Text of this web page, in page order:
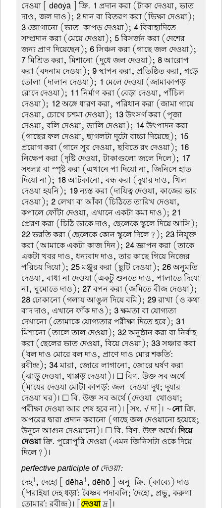
দেওয়া [ dēōẏā ] ক্রি. 1 প্রদান করা (টাকা দেওয়া, ভাত
দাও, জল দাও); 2দান বা বিতরণ করা (ভিক্ষা দেওয়া);
3 জোগানো (ভাত-কাপড় দেওয়া);4বিবাহাদিতে
সম্প্রদান করা (মেয়ে দেওয়া); 5বিসর্জন করা (দেশের
জন্য প্রাণ দিয়েছেন); 6সিঞ্চন করা (গাছে জল দেওয়া);
7মিশ্রিত করা, মিশানো (দুধে জল দেওয়া); 8আরোপ
করা (বদনাম দেওয়া); 9স্থাপন করা, প্রতিষ্ঠিত করা, গড়ে
তোলা (দালান দেওয়া); 1 মেলে দেওয়া (জামাকাপড়
রোদে দেওয়া); 11 নির্মাণ করা (বেড়া দেওয়া, পাঁচিল
দেওয়া); 12অঙ্গে ধারণ করা, পরিধান করা (জামা গায়ে
দেওয়া, চোখে চশমা দেওয়া); 13উৎসর্গ করা (পূজা
দেওয়া, বলি দেওয়া, ডালি দেওয়া); 14উৎপাদন করা
(গাছের ফল দেওয়া, ছাগলটা দুটো বাচ্চা দিয়েছে); 15
প্রয়োগ করা (গানে সুর দেওয়া, ছবিতে রং দেওয়া); 16
নিক্ষেপ করা (দৃষ্টি দেওয়া, টাকাগুলো জলে দিলে); 17
সংলগ্ন বা স্পৃষ্ট করা (এখানে পা দিয়ো না, জিনিসে হাত
দিয়ো না); 18আটকানো, বন্ধ করা (দুয়ার দাও, খিল
দেওয়া হয়নি); 19ন্যস্ত করা (দায়িত্ব দেওয়া, কাজের ভার
দেওয়া); 2 লেখা বা আঁকা (চিঠিতে তারিখ দেওয়া,
কপালে ফোঁটা দেওয়া, এখানে একটা কমা দাও); 21
প্রেরণ করা (চিঠি ডাকে দাও, ছেলেকে স্কুলে দিয়ে আসি);
22ভরতি করা (ছেলেকে কোন স্কুলে দিলে?); 23নিযুক্ত
করা (আমাকে একটা কাজ দিন); 24জ্ঞাপন করা (তাকে
একটা খবর দাও, ধন্যবাদ দাও, তার কাছে গিয়ে নিজের
পরিচয় দিয়ো); 25মঞ্জুর করা (ছুটি দেওয়া); 26অনুমতি
দেওয়া, বাধা না দেওয়া (একটু শুনতে দাও, পালাতে দিয়ো
না, ঘুমোতে দাও); 27বপন করা (জমিতে বীজ দেওয়া);
28 ঢোকানো (গলায় আঙুল দিয়ে বমি); 29রাখা (ও কথা
বাদ দাও, এখানে ফাঁক দাও); 3ক্ষমতা বা যোগ্যতা
দেখানো (তোমাকে যোগ্যতার পরীক্ষা দিতে হবে); 31
মিশানো (তালে তাল দেওয়া); 32অনুষ্ঠান করা বা নির্বাহ
করা (ছেলের ভাত দেওয়া, বিয়ে দেওয়া); 33সঞ্চার করা
('বল দাও মোরে বল দাও, প্রাণে দাও মোর শকতি':
রবীন্দ্র); 34মারা, জোরে লাগানো, জোরে ঘর্ষণ করা
(ঝাড়ু দেওয়া, থাপ্পড় দেওয়া)। ☐ বিণ. উক্ত সব অর্থে
('মায়ের দেওয়া মোটা কাপড়': জল-দেওয়া দুধ; দুয়ার-
দেওয়া ঘর)। ☐ বি. উক্ত সব অর্থে (দেওয়া-থোওয়া;
পরীক্ষা দেওয়া আর শেষ হবে না)। [সং. √ দা]। ~নোক্রি.
অপরের দ্বারা প্রদান করানো (গাছে জল দেওয়ানো হয়েছে;
উনুনে আগুন দেওয়ানো)। ☐ বি. বিণ. উক্ত অর্থে।দিয়ে
দেওয়াক্রি. পুরোপুরি দেওয়া (এমন জিনিসটা ওকে দিয়ে
দিলে?)।
perfective participle of দেওয়া:
দেহ1 , দেহো [ dēha1 , dēhō ] অনু-ক্রি. (কাব্যে) দাও
('পরাইয়া দেহ ধড়া': বৈষ্ণব পদাবলি; 'দেহো, প্রভু, করুণা
তোমার': রবীন্দ্র)। [ দেওয়াদ্র]।